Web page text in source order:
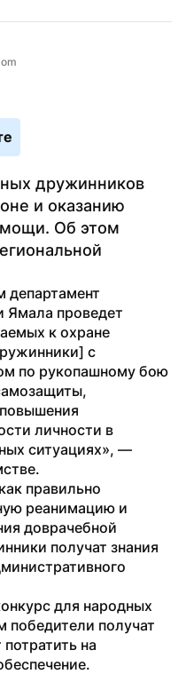
дружинников
и оказанию
Об этом
департамент
Ямала проведет
к охране
с
по рукопашному бою
личности в
ситуациях», —
правильно
реанимацию и
доврачебной
получат знания
для народных
победители получат
на